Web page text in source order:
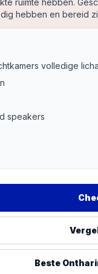
ruimte hebben.
hebben en bereid
volledige
speakers
Beste